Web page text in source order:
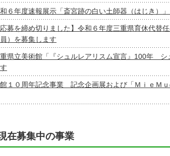
６年度速報展示「斎宮跡の白い土師器（はじき）
募を締め切りました】令和６年度三重県育休代替
）を募集します
県立美術館「『シュルレアリスム宣言』100年 シ
１０周年記念事業 記念企画展および「ＭｉｅＭ
在募集中の事業